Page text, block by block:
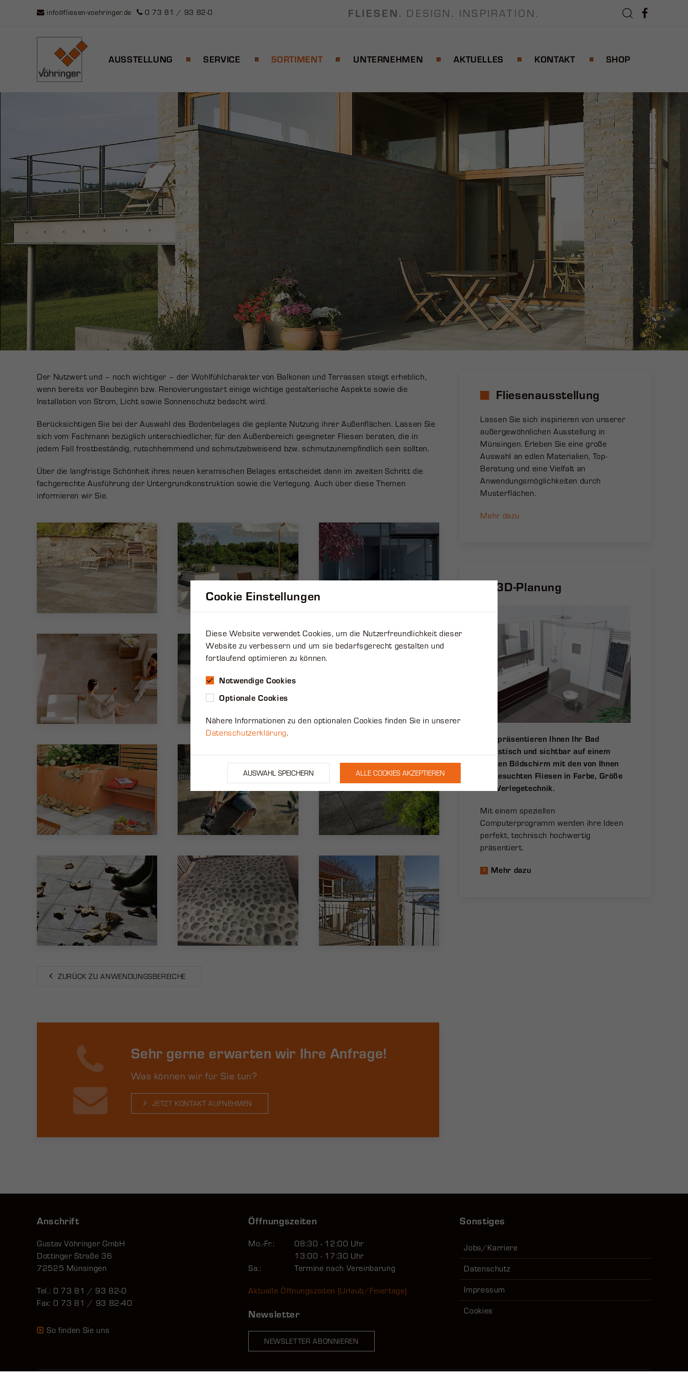
info@fliesen-voehringer.de 0 73 81 / 93 82-0 FLIESEN. DESIGN. INSPIRATION.
AUSSTELLUNG SERVICE SORTIMENT UNTERNEHMEN AKTUELLES KONTAKT SHOP
Der Nutzwert und – noch wichtiger – der Wohlfühlcharakter von Balkonen und Terrassen steigt erheblich,
wenn bereits vor Baubeginn bzw. Renovierungsstart einige wichtige gestalterische Aspekte sowie die
Installation von Strom, Licht sowie Sonnenschutz bedacht wird.
Berücksichtigen Sie bei der Auswahl des Bodenbelages die geplante Nutzung ihrer Außenflächen. Lassen Sie
sich vom Fachmann bezüglich unterschiedlicher, für den Außenbereich geeigneter Fliesen beraten, die in
jedem Fall frostbeständig, rutschhemmend und schmutzabweisend bzw. schmutzunempfindlich sein sollten.
Über die langfristige Schönheit ihres neuen keramischen Belages entscheidet dann im zweiten Schritt die
fachgerechte Ausführung der Untergrundkonstruktion sowie die Verlegung. Auch über diese Themen
informieren wir Sie.
ZURÜCK ZU ANWENDUNGSBEREICHE
Sehr gerne erwarten wir Ihre Anfrage!
Was können wir für Sie tun?
JETZT KONTAKT AUFNEHMEN
Fliesenausstellung
Lassen Sie sich inspirieren von unserer
außergewöhnlichen Ausstellung in
Münsingen. Erleben Sie eine große
Auswahl an edlen Materialien, Top-
Beratung und eine Vielfalt an
Anwendungsmöglichkeiten durch
Musterflächen.
Mehr dazu
3D-Planung
Wir präsentieren Ihnen Ihr Bad
realistisch und sichtbar auf einem
großen Bildschirm mit den von Ihnen
ausgesuchten Fliesen in Farbe, Größe
und Verlegetechnik.
Mit einem speziellen
Computerprogramm werden ihre Ideen
perfekt, technisch hochwertig
präsentiert.
Mehr dazu
Anschrift
Gustav Vöhringer GmbH
Dottinger Straße 36
72525 Münsingen
Tel.: 0 73 81 / 93 82-0
Fax: 0 73 81 / 93 82-40
So finden Sie uns
Öffnungszeiten
Mo.-Fr.:
08:30 - 12:00 Uhr
13:00 - 17:30 Uhr
Sa.:
Termine nach Vereinbarung
Aktuelle Öffnungszeiten (Urlaub/Feiertage)
Newsletter
NEWSLETTER ABONNIEREN
Sonstiges
Jobs/Karriere
Datenschutz
Impressum
Cookies
Cookie Einstellungen
Diese Website verwendet Cookies, um die Nutzerfreundlichkeit dieser
Website zu verbessern und um sie bedarfsgerecht gestalten und
fortlaufend optimieren zu können.
Notwendige Cookies
Optionale Cookies
Nähere Informationen zu den optionalen Cookies finden Sie in unserer
Datenschutzerklärung.